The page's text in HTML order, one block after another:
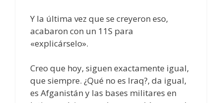
Y la última vez que se creyeron eso,
acabaron con un 11S para
«explicárselo».
Creo que hoy, siguen exactamente igual,
que siempre. ¿Qué no es Iraq?, da igual,
es Afganistán y las bases militares en